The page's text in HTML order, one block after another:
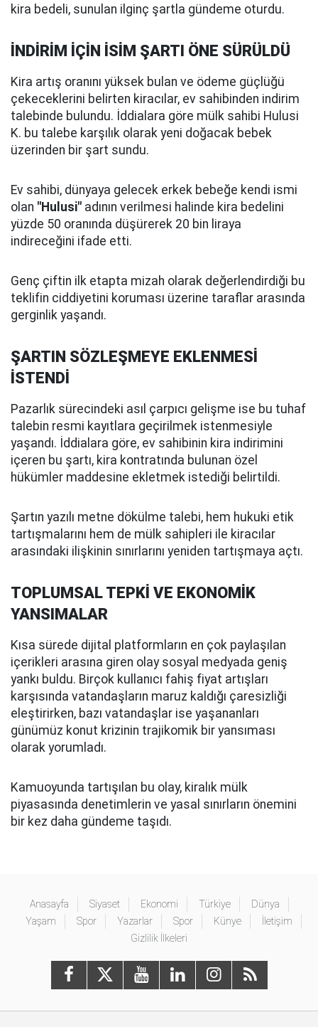
kira bedeli, sunulan ilginç şartla gündeme oturdu.
İNDİRİM İÇİN İSİM ŞARTI ÖNE SÜRÜLDÜ
Kira artış oranını yüksek bulan ve ödeme güçlüğü
çekeceklerini belirten kiracılar, ev sahibinden indirim
talebinde bulundu. İddialara göre mülk sahibi Hulusi
K. bu talebe karşılık olarak yeni doğacak bebek
üzerinden bir şart sundu.
Ev sahibi, dünyaya gelecek erkek bebeğe kendi ismi
olan "Hulusi" adının verilmesi halinde kira bedelini
yüzde 50 oranında düşürerek 20 bin liraya
indireceğini ifade etti.
Genç çiftin ilk etapta mizah olarak değerlendirdiği bu
teklifin ciddiyetini koruması üzerine taraflar arasında
gerginlik yaşandı.
ŞARTIN SÖZLEŞMEYE EKLENMESİ
İSTENDİ
Pazarlık sürecindeki asıl çarpıcı gelişme ise bu tuhaf
talebin resmi kayıtlara geçirilmek istenmesiyle
yaşandı. İddialara göre, ev sahibinin kira indirimini
içeren bu şartı, kira kontratında bulunan özel
hükümler maddesine ekletmek istediği belirtildi.
Şartın yazılı metne dökülme talebi, hem hukuki etik
tartışmalarını hem de mülk sahipleri ile kiracılar
arasındaki ilişkinin sınırlarını yeniden tartışmaya açtı.
TOPLUMSAL TEPKİ VE EKONOMİK
YANSIMALAR
Kısa sürede dijital platformların en çok paylaşılan
içerikleri arasına giren olay sosyal medyada geniş
yankı buldu. Birçok kullanıcı fahiş fiyat artışları
karşısında vatandaşların maruz kaldığı çaresizliği
eleştirirken, bazı vatandaşlar ise yaşananları
günümüz konut krizinin trajikomik bir yansıması
olarak yorumladı.
Kamuoyunda tartışılan bu olay, kiralık mülk
piyasasında denetimlerin ve yasal sınırların önemini
bir kez daha gündeme taşıdı.
Anasayfa Siyaset Ekonomi Türkiye
Dünya
Yaşam
Spor Yazarlar Spor Künye
İletişim
Gizlilik İlkeleri